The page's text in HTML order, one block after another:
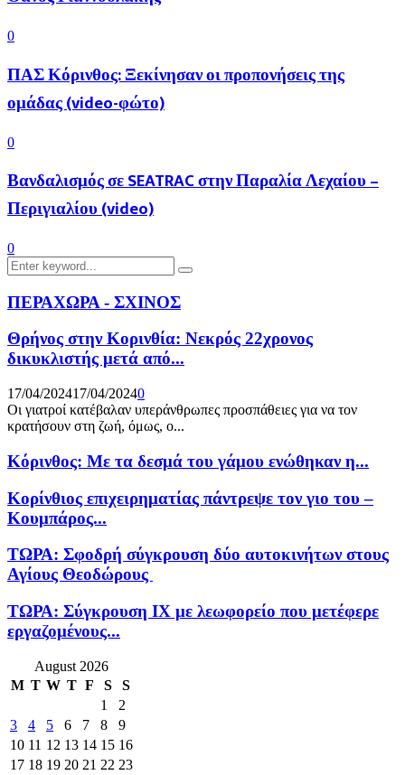
0
ΠΑΣ Κόρινθος: Ξεκίνησαν οι προπονήσεις της
ομάδας (video-φώτο)
0
Βανδαλισμός σε SEATRAC στην Παραλία Λεχαίου –
Περιγιαλίου (video)
0
Search
for:
Search
ΠΕΡΑΧΩΡΑ - ΣΧΙΝΟΣ
Θρήνος στην Κορινθία: Νεκρός 22χρονος
δικυκλιστής μετά από...
17/04/202417/04/20240
Οι γιατροί κατέβαλαν υπεράνθρωπες προσπάθειες για να τον
κρατήσουν στη ζωή, όμως, ο...
Κόρινθος: Με τα δεσμά του γάμου ενώθηκαν η...
Κορίνθιος επιχειρηματίας πάντρεψε τον γιο του –
Κουμπάρος...
ΤΩΡΑ: Σφοδρή σύγκρουση δύο αυτοκινήτων στους
Αγίους Θεοδώρους
ΤΩΡΑ: Σύγκρουση ΙΧ με λεωφορείο που μετέφερε
εργαζομένους...
August 2026
M T W T F S
S
1
2
3
4 5 6 7 8
9
10 11 12 13 14 15 16
17 18 19 20 21 22 23